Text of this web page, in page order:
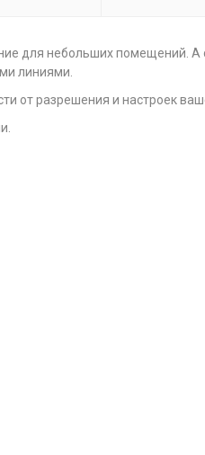
для небольших помещений. А
линиями.
от разрешения и настроек